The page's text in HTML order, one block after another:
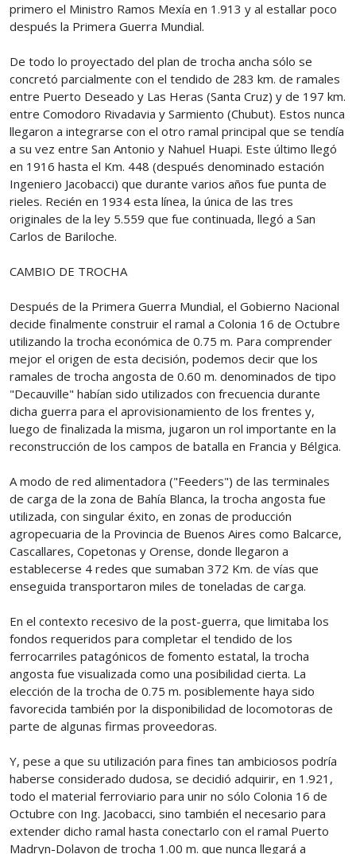
primero el Ministro Ramos Mexía en 1.913 y al estallar poco
después la Primera Guerra Mundial.
De todo lo proyectado del plan de trocha ancha sólo se
concretó parcialmente con el tendido de 283 km. de ramales
entre Puerto Deseado y Las Heras (Santa Cruz) y de 197 km.
entre Comodoro Rivadavia y Sarmiento (Chubut). Estos nunca
llegaron a integrarse con el otro ramal principal que se tendía
a su vez entre San Antonio y Nahuel Huapi. Este último llegó
en 1916 hasta el Km. 448 (después denominado estación
Ingeniero Jacobacci) que durante varios años fue punta de
rieles. Recién en 1934 esta línea, la única de las tres
originales de la ley 5.559 que fue continuada, llegó a San
Carlos de Bariloche.
CAMBIO DE TROCHA
Después de la Primera Guerra Mundial, el Gobierno Nacional
decide finalmente construir el ramal a Colonia 16 de Octubre
utilizando la trocha económica de 0.75 m. Para comprender
mejor el origen de esta decisión, podemos decir que los
ramales de trocha angosta de 0.60 m. denominados de tipo
"Decauville" habían sido utilizados con frecuencia durante
dicha guerra para el aprovisionamiento de los frentes y,
luego de finalizada la misma, jugaron un rol importante en la
reconstrucción de los campos de batalla en Francia y Bélgica.
A modo de red alimentadora ("Feeders") de las terminales
de carga de la zona de Bahía Blanca, la trocha angosta fue
utilizada, con singular éxito, en zonas de producción
agropecuaria de la Provincia de Buenos Aires como Balcarce,
Cascallares, Copetonas y Orense, donde llegaron a
establecerse 4 redes que sumaban 372 Km. de vías que
enseguida transportaron miles de toneladas de carga.
En el contexto recesivo de la post-guerra, que limitaba los
fondos requeridos para completar el tendido de los
ferrocarriles patagónicos de fomento estatal, la trocha
angosta fue visualizada como una posibilidad cierta. La
elección de la trocha de 0.75 m. posiblemente haya sido
favorecida también por la disponibilidad de locomotoras de
parte de algunas firmas proveedoras.
Y, pese a que su utilización para fines tan ambiciosos podría
haberse considerado dudosa, se decidió adquirir, en 1.921,
todo el material ferroviario para unir no sólo Colonia 16 de
Octubre con Ing. Jacobacci, sino también el necesario para
extender dicho ramal hasta conectarlo con el ramal Puerto
Madryn-Dolavon de trocha 1.00 m. que nunca llegará a